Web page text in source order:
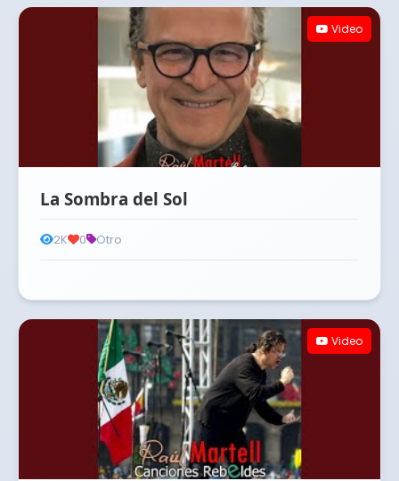
Video
La Sombra del Sol
2K 0 Otro
Video